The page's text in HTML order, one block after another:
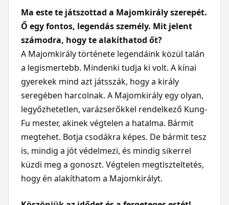
Ma este te játszottad a Majomkirály szerepét.
Ő egy fontos, legendás személy. Mit jelent
számodra, hogy te alakíthatod őt?
A Majomkirály története legendáink közül talán
a legismertebb. Mindenki tudja ki volt. A kínai
gyerekek mind azt játsszák, hogy a király
seregében harcolnak. A Majomkirály egy olyan,
legyőzhetetlen, varázserőkkel rendelkező Kung-
Fu mester, akinek végtelen a hatalma. Bármit
megtehet. Botja csodákra képes. De bármit tesz
is, mindig a jót védelmezi, és mindig sikerrel
küzdi meg a gonoszt. Végtelen megtiszteltetés,
hogy én alakíthatom a Majomkirályt.